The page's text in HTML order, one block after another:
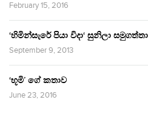
February 15, 2016
‘හිමින්සැරේ පියා විදා‘ සුනිලා
September 9, 2013
‘භූමි’ ගේ කතාව
June 23, 2016